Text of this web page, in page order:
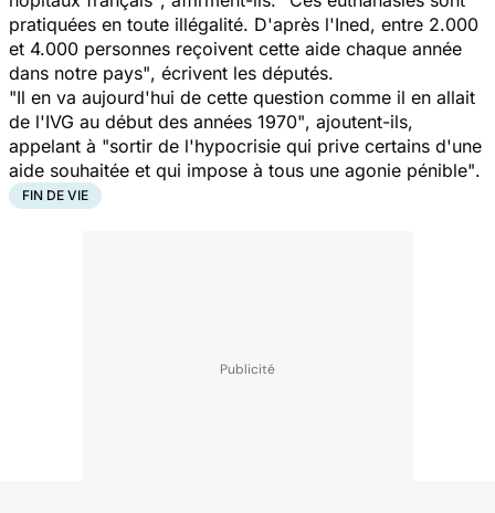
pratiquées en toute illégalité. D'après l'Ined, entre 2.000
et 4.000 personnes reçoivent cette aide chaque année
dans notre pays", écrivent les députés.
"Il en va aujourd'hui de cette question comme il en allait
de l'IVG au début des années 1970", ajoutent-ils,
appelant à "sortir de l'hypocrisie qui prive certains d'une
aide souhaitée et qui impose à tous une agonie pénible".
FIN DE VIE